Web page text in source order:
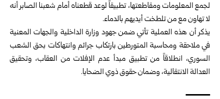
لجمع المعلومات ومقاطعتها، تطبيقاً لوعد قطعناه أمام شعبنا الصابر أنه
لا تهاون مع من تلطخت أيديهم بالدماء.
يذكر أن هذه العملية تأتي ضمن جهود وزارة الداخلية والجهات المعنية
‏في ملاحقة ومحاسبة ‏المتورطين بارتكاب جرائم وانتهاكات بحق الشعب
‏السوري، انطلاقاً من تطبيق مبدأ عدم ‏الإفلات من العقاب، وتحقيق
العدالة ‏الانتقالية، وضمان حقوق ذوي الضحايا.